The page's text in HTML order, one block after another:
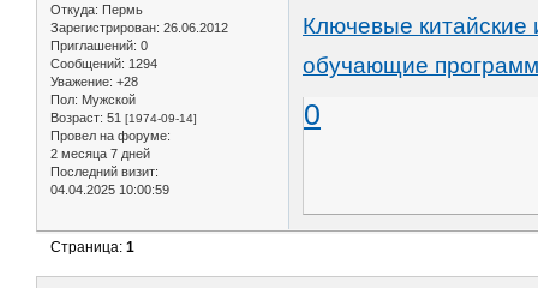
Откуда: Пермь
Зарегистрирован: 26.06.2012
Приглашений: 0
Сообщений: 1294
Уважение: +28
Пол: Мужской
Возраст: 51 [1974-09-14]
Провел на форуме:
2 месяца 7 дней
Последний визит:
04.04.2025 10:00:59
Ключевые
обучающие
0
Страница:1